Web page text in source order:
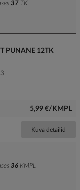
37 TK
PUNANE 12TK
5,99 €/KMPL
Kuva detailid
36 KMPL